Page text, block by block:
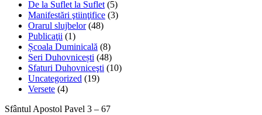
De la Suflet la Suflet (5)
Manifestări ştiinţifice (3)
Orarul slujbelor(48)
Publicaţii (1)
Școala Duminicală (8)
Seri Duhovnicești (48)
Sfaturi Duhovniceşti (10)
Uncategorized (19)
Versete (4)
Sfântul Apostol Pavel 3 – 67